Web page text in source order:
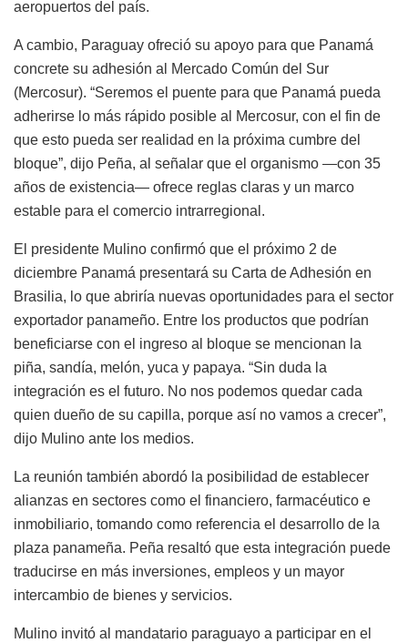
aeropuertos del país.
A cambio, Paraguay ofreció su apoyo para que Panamá
concrete su adhesión al Mercado Común del Sur
(Mercosur). “Seremos el puente para que Panamá pueda
adherirse lo más rápido posible al Mercosur, con el fin de
que esto pueda ser realidad en la próxima cumbre del
bloque”, dijo Peña, al señalar que el organismo —con 35
años de existencia— ofrece reglas claras y un marco
estable para el comercio intrarregional.
El presidente Mulino confirmó que el próximo 2 de
diciembre Panamá presentará su Carta de Adhesión en
Brasilia, lo que abriría nuevas oportunidades para el sector
exportador panameño. Entre los productos que podrían
beneficiarse con el ingreso al bloque se mencionan la
piña, sandía, melón, yuca y papaya. “Sin duda la
integración es el futuro. No nos podemos quedar cada
quien dueño de su capilla, porque así no vamos a crecer”,
dijo Mulino ante los medios.
La reunión también abordó la posibilidad de establecer
alianzas en sectores como el financiero, farmacéutico e
inmobiliario, tomando como referencia el desarrollo de la
plaza panameña. Peña resaltó que esta integración puede
traducirse en más inversiones, empleos y un mayor
intercambio de bienes y servicios.
Mulino invitó al mandatario paraguayo a participar en el